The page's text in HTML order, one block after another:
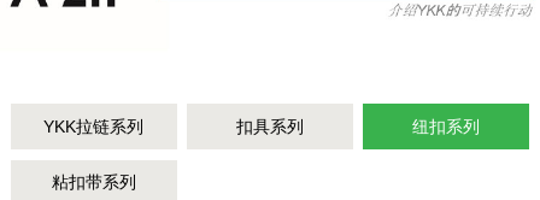
YKK拉链系列 扣具系列 纽扣系列
粘扣带系列